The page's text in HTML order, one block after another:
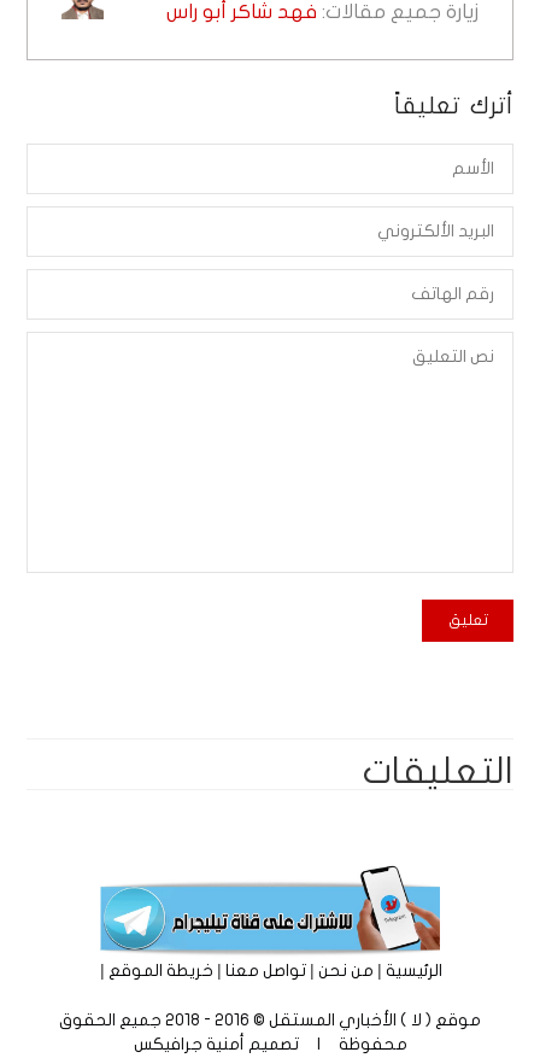
زيارة جميع مقالات: فهد شاكر أبو راس
أترك تعليقاً
التعليقات
الرئيسية|من نحن|تواصل معنا|خريطة الموقع |
موقع ( لا ) الأخباري المستقل © 2016 - 2018 جميع الحقوق
محفوظة | تصميم أمنية جرافيكس